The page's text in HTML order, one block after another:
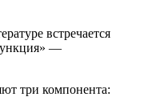
встречается
—
три компонента: